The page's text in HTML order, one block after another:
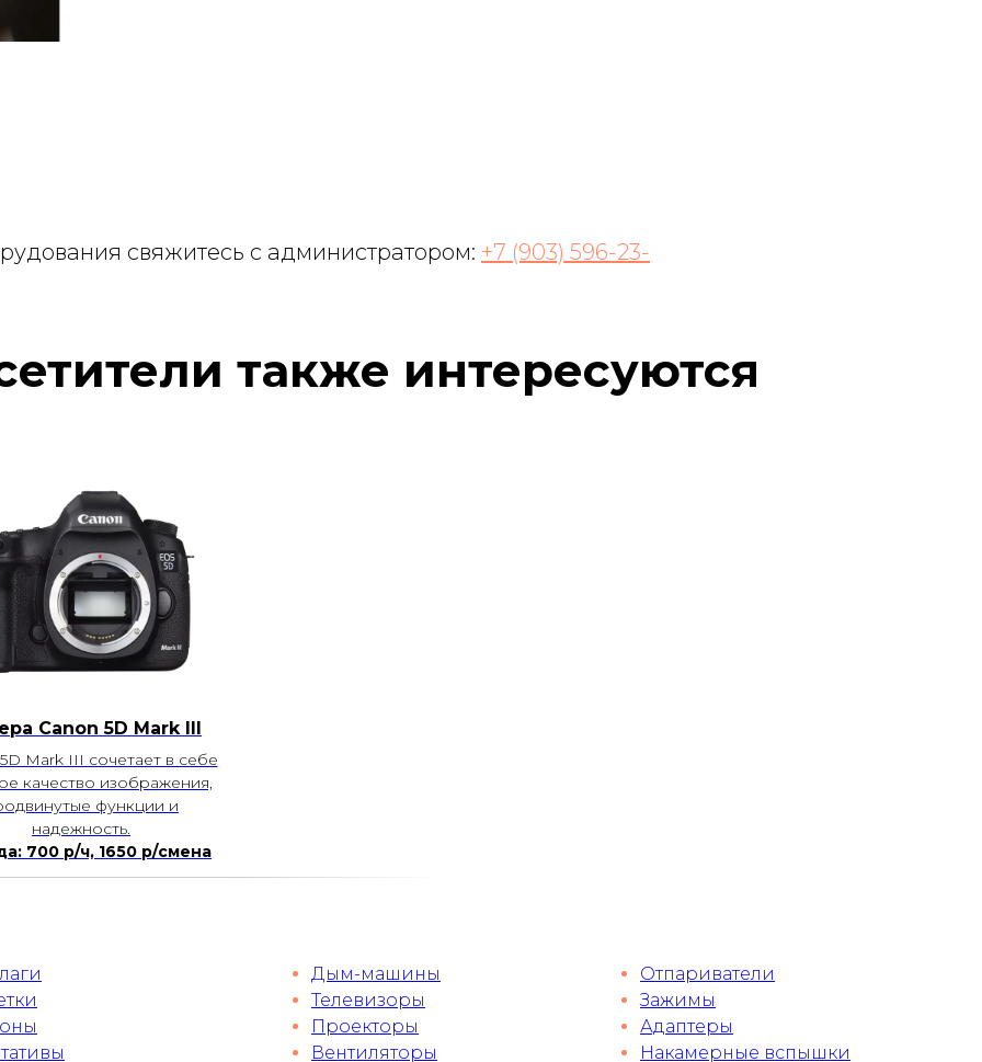
свяжитесь с администратором: +7 (903) 596-23-
также интересуются
Canon 5D Mark lll
Mark III сочетает в себе
качество изображения,
функции и
надежность.
700 р/ч, 1650 р/смена
Дым-машины
Телевизоры
Проекторы
Вентиляторы
Отпариватели
Зажимы
Адаптеры
Накамерные вспышки